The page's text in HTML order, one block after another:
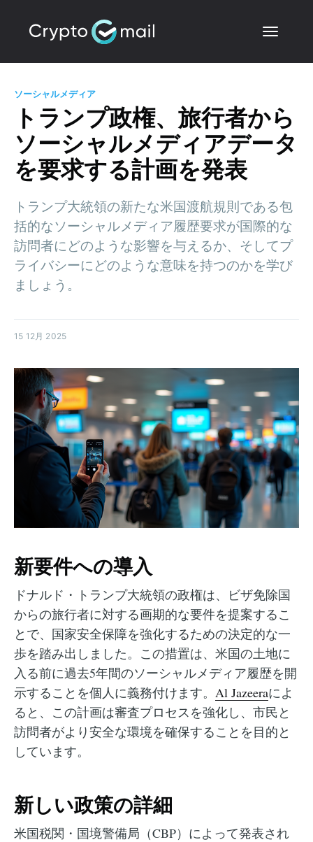
ソーシャルメディア
トランプ政権、旅行者から
ソーシャルメディアデータ
を要求する計画を発表
トランプ大統領の新たな米国渡航規則である包
括的なソーシャルメディア履歴要求が国際的な
訪問者にどのような影響を与えるか、そしてプ
ライバシーにどのような意味を持つのかを学び
ましょう。
15 12月 2025
新要件への導入
ドナルド・トランプ大統領の政権は、ビザ免除国
からの旅行者に対する画期的な要件を提案するこ
とで、国家安全保障を強化するための決定的な一
歩を踏み出しました。この措置は、米国の土地に
入る前に過去5年間のソーシャルメディア履歴を開
示することを個人に義務付けます。 Al Jazeeraによ
ると、この計画は審査プロセスを強化し、市民と
訪問者がより安全な環境を確保することを目的と
しています。
新しい政策の詳細
米国税関・国境警備局（CBP）によって発表され